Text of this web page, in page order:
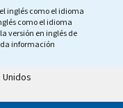
inglés como el idioma
como el idioma
versión en inglés de
información